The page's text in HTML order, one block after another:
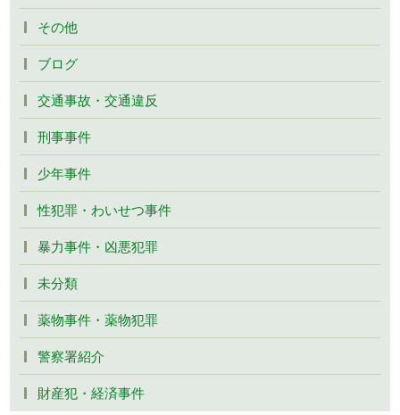
その他
ブログ
交通事故・交通違反
刑事事件
少年事件
性犯罪・わいせつ事件
暴力事件・凶悪犯罪
未分類
薬物事件・薬物犯罪
警察署紹介
財産犯・経済事件